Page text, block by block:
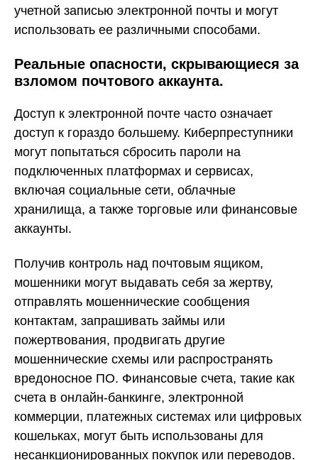
учетной записью электронной почты и могут
использовать ее различными способами.
Реальные опасности, скрывающиеся за
взломом почтового аккаунта.
Доступ к электронной почте часто означает
доступ к гораздо большему. Киберпреступники
могут попытаться сбросить пароли на
подключенных платформах и сервисах,
включая социальные сети, облачные
хранилища, а также торговые или финансовые
аккаунты.
Получив контроль над почтовым ящиком,
мошенники могут выдавать себя за жертву,
отправлять мошеннические сообщения
контактам, запрашивать займы или
пожертвования, продвигать другие
мошеннические схемы или распространять
вредоносное ПО. Финансовые счета, такие как
счета в онлайн-банкинге, электронной
коммерции, платежных системах или цифровых
кошельках, могут быть использованы для
несанкционированных покупок или переводов.